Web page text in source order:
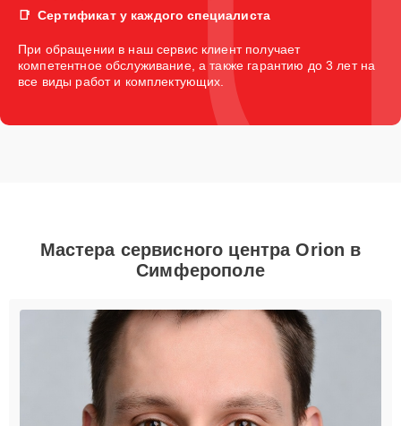
Сертификат у каждого специалиста
При обращении в наш сервис клиент получает
компетентное обслуживание, а также гарантию до 3 лет на
все виды работ и комплектующих.
Мастера сервисного центра Orion в
Симферополе